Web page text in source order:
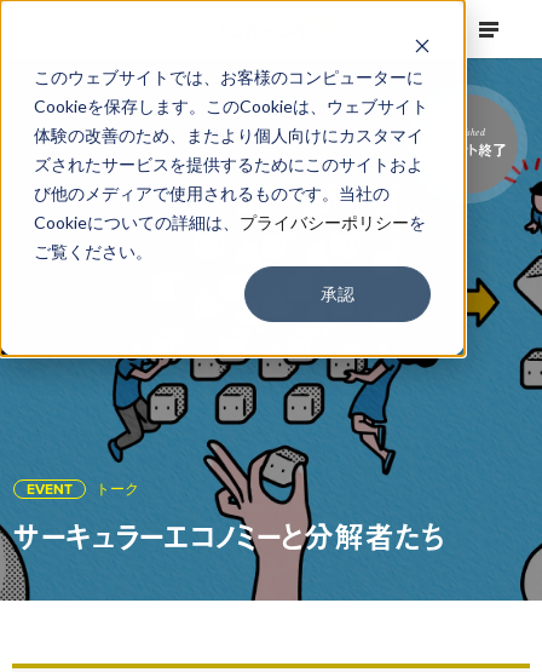
このウェブサイトでは、お客様のコンピューターに
Cookieを保存します。このCookieは、ウェブサイト
体験の改善のため、またより個人向けにカスタマイ
ズされたサービスを提供するためにこのサイトおよ
び他のメディアで使用されるものです。当社の
Cookieについての詳細は、 プライバシーポリシーを
ご覧ください。
承認
EVENT トーク
サーキュラーエコノミーと分解者たち
Finished
イベント終了